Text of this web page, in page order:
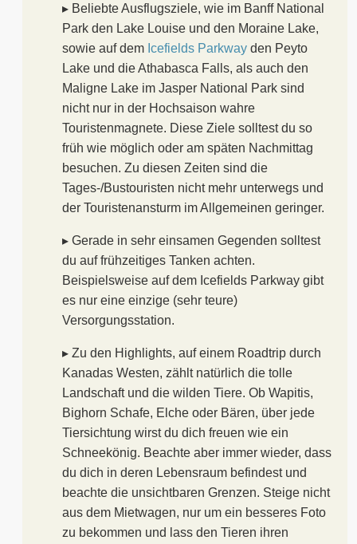
▸ Beliebte Ausflugsziele, wie im Banff National
Park den Lake Louise und den Moraine Lake,
sowie auf dem Icefields Parkway den Peyto
Lake und die Athabasca Falls, als auch den
Maligne Lake im Jasper National Park sind
nicht nur in der Hochsaison wahre
Touristenmagnete. Diese Ziele solltest du so
früh wie möglich oder am späten Nachmittag
besuchen. Zu diesen Zeiten sind die
Tages-/Bustouristen nicht mehr unterwegs und
der Touristenansturm im Allgemeinen geringer.
▸ Gerade in sehr einsamen Gegenden solltest
du auf frühzeitiges Tanken achten.
Beispielsweise auf dem Icefields Parkway gibt
es nur eine einzige (sehr teure)
Versorgungsstation.
▸ Zu den Highlights, auf einem Roadtrip durch
Kanadas Westen, zählt natürlich die tolle
Landschaft und die wilden Tiere. Ob Wapitis,
Bighorn Schafe, Elche oder Bären, über jede
Tiersichtung wirst du dich freuen wie ein
Schneekönig. Beachte aber immer wieder, dass
du dich in deren Lebensraum befindest und
beachte die unsichtbaren Grenzen. Steige nicht
aus dem Mietwagen, nur um ein besseres Foto
zu bekommen und lass den Tieren ihren